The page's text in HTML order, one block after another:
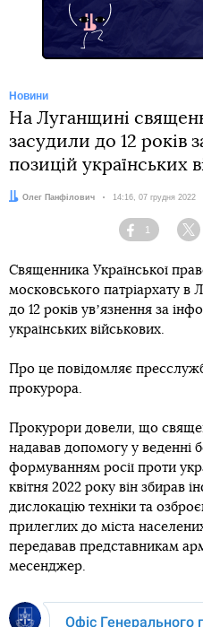
Новини
На Луганщині
засудили до 12 років
позицій українських
Автор:
Олег Панфілович Дата:
14:16, 07 грудня 2022
Facebook
1
Священника Української
московського патріархату в
до 12 років увʼязнення за
українських військових.
Про це повідомляє
прокурора.
Прокурори довели, що
надавав допомогу у веденні
формуванням росії проти
квітня 2022 року він збирав
дислокацію техніки та
прилеглих до міста
передавав представникам
месенджер.